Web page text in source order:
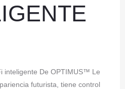
inteligente De OPTIMUS™ Le
futurista, tiene control